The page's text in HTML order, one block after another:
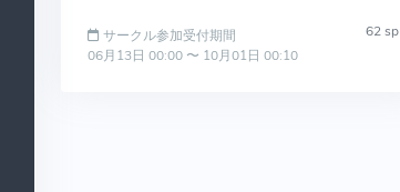
62 sp
サークル参加受付期間
06月13日 00:00 〜 10月01日 00:10